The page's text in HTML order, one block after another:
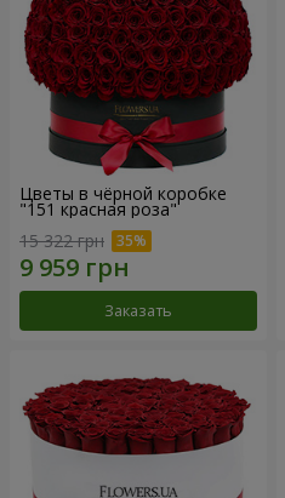
Цветы в чёрной коробке
"151 красная роза"
15 322 грн
Заказать